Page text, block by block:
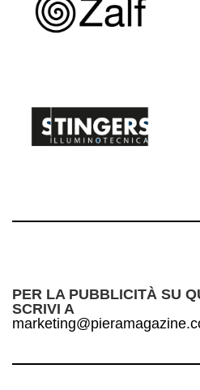
PER LA PUBBLICITÀ SU
SCRIVI A